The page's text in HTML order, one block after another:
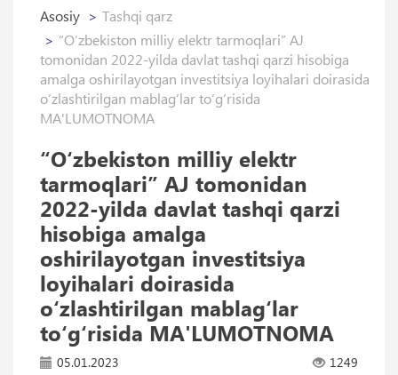
Asosiy
Tashqi qarz
“O‘zbekiston milliy elektr tarmoqlari” AJ
tomonidan 2022-yilda davlat tashqi qarzi hisobiga
amalga oshirilayotgan investitsiya loyihalari doirasida
o‘zlashtirilgan mablag‘lar to‘g‘risida
MA'LUMOTNOMA
“O‘zbekiston milliy elektr
tarmoqlari” AJ tomonidan
2022-yilda davlat tashqi qarzi
hisobiga amalga
oshirilayotgan investitsiya
loyihalari doirasida
o‘zlashtirilgan mablag‘lar
to‘g‘risida MA'LUMOTNOMA
05.01.2023 1249